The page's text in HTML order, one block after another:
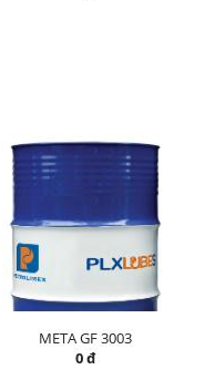
META GF 3003
0 đ